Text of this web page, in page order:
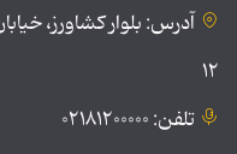
آدرس: بلوار کشاورز،
۱۲
تلفن: ۰۲۱۸۱۲۰۰۰۰۰